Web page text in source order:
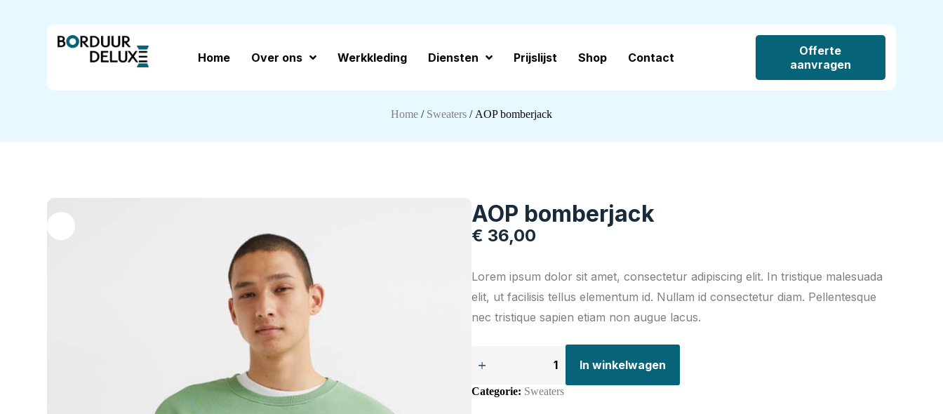
Home Over ons Werkkleding Diensten Prijslijst Shop Contact
Offerte
aanvragen
Home / Sweaters / AOP bomberjack
AOP bomberjack
€ 36,00
Lorem ipsum dolor sit amet, consectetur adipiscing elit. In tristique malesuada
elit, ut facilisis tellus elementum id. Nullam id consectetur diam. Pellentesque
nec tristique sapien etiam non augue lacus.
In winkelwagen
Categorie: Sweaters